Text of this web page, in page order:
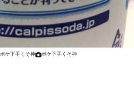
ボケ下手くそ神 ボケ下手くそ神